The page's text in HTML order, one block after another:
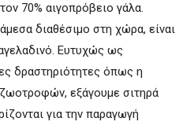
70% αιγοπρόβειο γάλα.
διαθέσιμο στη χώρα, είναι
Ευτυχώς ως
δραστηριότητες όπως η
ζωοτροφών, εξάγουμε σιτηρά
για την παραγωγή